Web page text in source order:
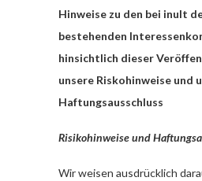
Hinweise zu den bei inult
bestehenden
hinsichtlich dieser
unsere Riskohinweise und
Haftungsausschluss
Risikohinweise und
Wir weisen ausdrücklich